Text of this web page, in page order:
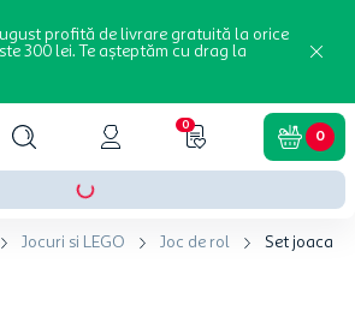
profită de livrare gratuită la orice
300 lei. Te așteptăm cu drag la
0
0
Jocuri si LEGO Joc de rol Set joaca -